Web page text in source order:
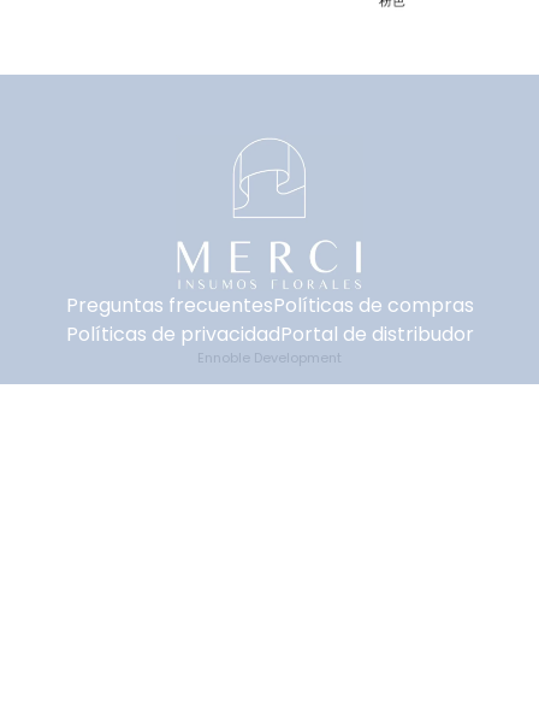
Preguntas frecuentesPolíticas de compras
Políticas de privacidadPortal de distribudor
Ennoble Development